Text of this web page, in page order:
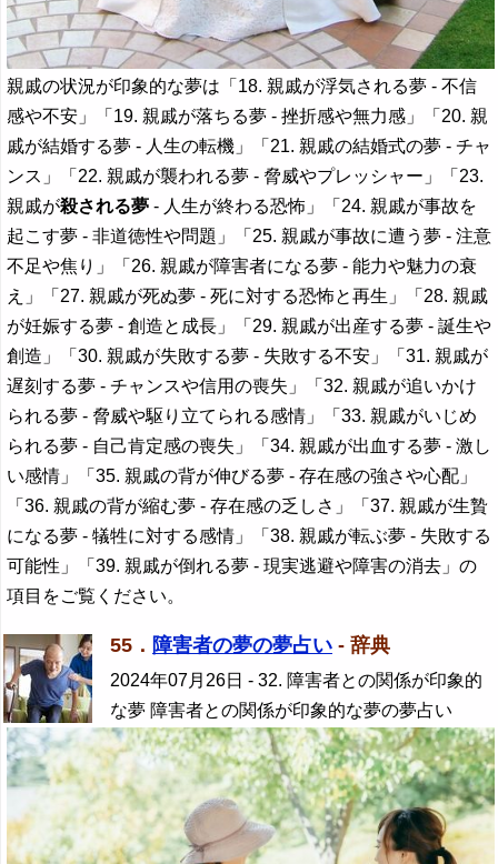
親戚の状況が印象的な夢は「18. 親戚が浮気される夢 - 不信
感や不安」「19. 親戚が落ちる夢 - 挫折感や無力感」「20. 親
戚が結婚する夢 - 人生の転機」「21. 親戚の結婚式の夢 - チャ
ンス」「22. 親戚が襲われる夢 - 脅威やプレッシャー」「23.
親戚が殺される夢 - 人生が終わる恐怖」「24. 親戚が事故を
起こす夢 - 非道徳性や問題」「25. 親戚が事故に遭う夢 - 注意
不足や焦り」「26. 親戚が障害者になる夢 - 能力や魅力の衰
え」「27. 親戚が死ぬ夢 - 死に対する恐怖と再生」「28. 親戚
が妊娠する夢 - 創造と成長」「29. 親戚が出産する夢 - 誕生や
創造」「30. 親戚が失敗する夢 - 失敗する不安」「31. 親戚が
遅刻する夢 - チャンスや信用の喪失」「32. 親戚が追いかけ
られる夢 - 脅威や駆り立てられる感情」「33. 親戚がいじめ
られる夢 - 自己肯定感の喪失」「34. 親戚が出血する夢 - 激し
い感情」「35. 親戚の背が伸びる夢 - 存在感の強さや心配」
「36. 親戚の背が縮む夢 - 存在感の乏しさ」「37. 親戚が生贄
になる夢 - 犠牲に対する感情」「38. 親戚が転ぶ夢 - 失敗する
可能性」「39. 親戚が倒れる夢 - 現実逃避や障害の消去」の
項目をご覧ください。
55． 障害者の夢の夢占い - 辞典
2024年07月26日 - 32. 障害者との関係が印象的
な夢 障害者との関係が印象的な夢の夢占い